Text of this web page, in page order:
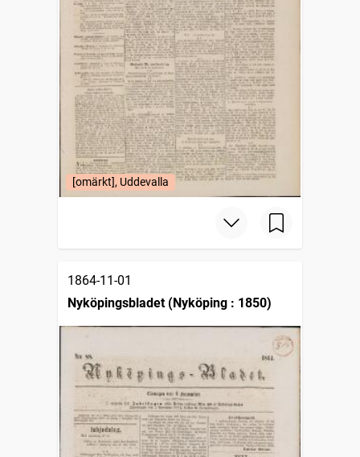
[omärkt], Uddevalla
1864-11-01
Nyköpingsbladet (Nyköping : 1850)